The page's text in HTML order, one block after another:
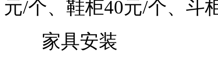
元/个、鞋柜40元/个、斗
家具安装